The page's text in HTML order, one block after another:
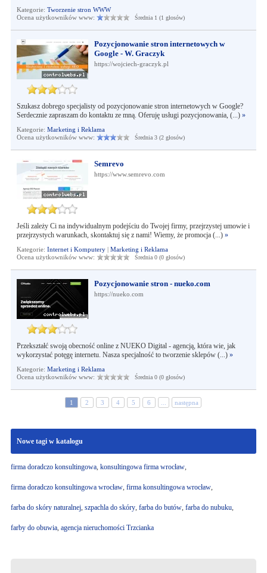
Kategorie: Tworzenie stron WWW
Ocena użytkowników www:
Średnia 1 (1 głosów)
Pozycjonowanie stron internetowych w
Google - W. Graczyk
https://wojciech-graczyk.pl
Szukasz dobrego specjalisty od pozycjonowanie stron internetowych w Google?
Serdecznie zapraszam do kontaktu ze mną. Oferuję usługi pozycjonowania, (...) »
Kategorie: Marketing i Reklama
Ocena użytkowników www:
Średnia 3 (2 głosów)
Semrevo
https://www.semrevo.com
Jeśli zależy Ci na indywidualnym podejściu do Twojej firmy, przejrzystej umowie i
przejrzystych warunkach, skontaktuj się z nami! Wiemy, że promocja (...) »
Kategorie: Internet i Komputery| Marketing i Reklama
Ocena użytkowników www:
Średnia 0 (0 głosów)
Pozycjonowanie stron - nueko.com
https://nueko.com
Przekształć swoją obecność online z NUEKO Digital - agencją, która wie, jak
wykorzystać potęgę internetu. Nasza specjalność to tworzenie sklepów (...) »
Kategorie: Marketing i Reklama
Ocena użytkowników www:
Średnia 0 (0 głosów)
1 2 3 4 5 6 następna
Nowe tagi w katalogu
firma doradczo konsultingowa, konsultingowa firma wrocław,
firma doradczo konsultingowa wrocław, firma konsultingowa wrocław,
farba do skóry naturalnej, szpachla do skóry, farba do butów, farba do nubuku,
farby do obuwia, agencja nieruchomości Trzcianka